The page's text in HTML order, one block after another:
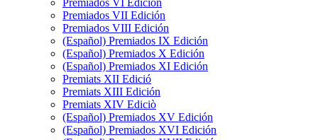
Premiados VI Edición
Premiados VII Edición
Premiados VIII Edición
(Español) Premiados IX Edición
(Español) Premiados X Edición
(Español) Premiados XI Edición
Premiats XII Edició
Premiats XIII Edición
Premiats XIV Ediciò
(Español) Premiados XV Edición
(Español) Premiados XVI Edición